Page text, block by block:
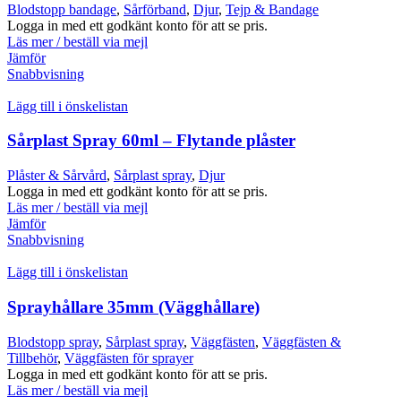
Blodstopp bandage, Sårförband, Djur, Tejp & Bandage
Logga in med ett godkänt konto för att se pris.
Läs mer / beställ via mejl
Jämför
Snabbvisning
Lägg till i önskelistan
Sårplast Spray 60ml – Flytande plåster
Plåster & Sårvård, Sårplast spray, Djur
Logga in med ett godkänt konto för att se pris.
Läs mer / beställ via mejl
Jämför
Snabbvisning
Lägg till i önskelistan
Sprayhållare 35mm (Vägghållare)
Blodstopp spray, Sårplast spray, Väggfästen, Väggfästen &
Tillbehör, Väggfästen för sprayer
Logga in med ett godkänt konto för att se pris.
Läs mer / beställ via mejl